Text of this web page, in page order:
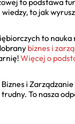
to jak
to
biznes i
Więcej o
i
To nasza